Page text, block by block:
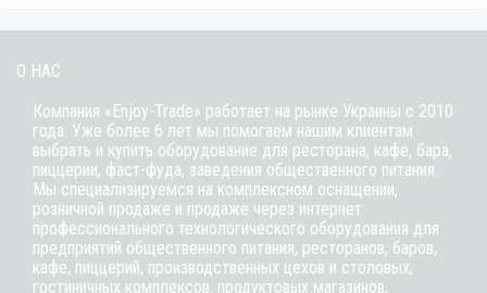
О НАС
Компания «Enjoy-Trade» работает на рынке Украины с 2010
года. Уже более 6 лет мы помогаем нашим клиентам
выбрать и купить оборудование для ресторана, кафе, бара,
пиццерии, фаст-фуда, заведения общественного питания.
Мы специализируемся на комплексном оснащении,
розничной продаже и продаже через интернет
профессионального технологического оборудования для
предприятий общественного питания, ресторанов, баров,
кафе, пиццерий, производственных цехов и столовых,
гостиничных комплексов, продуктовых магазинов,